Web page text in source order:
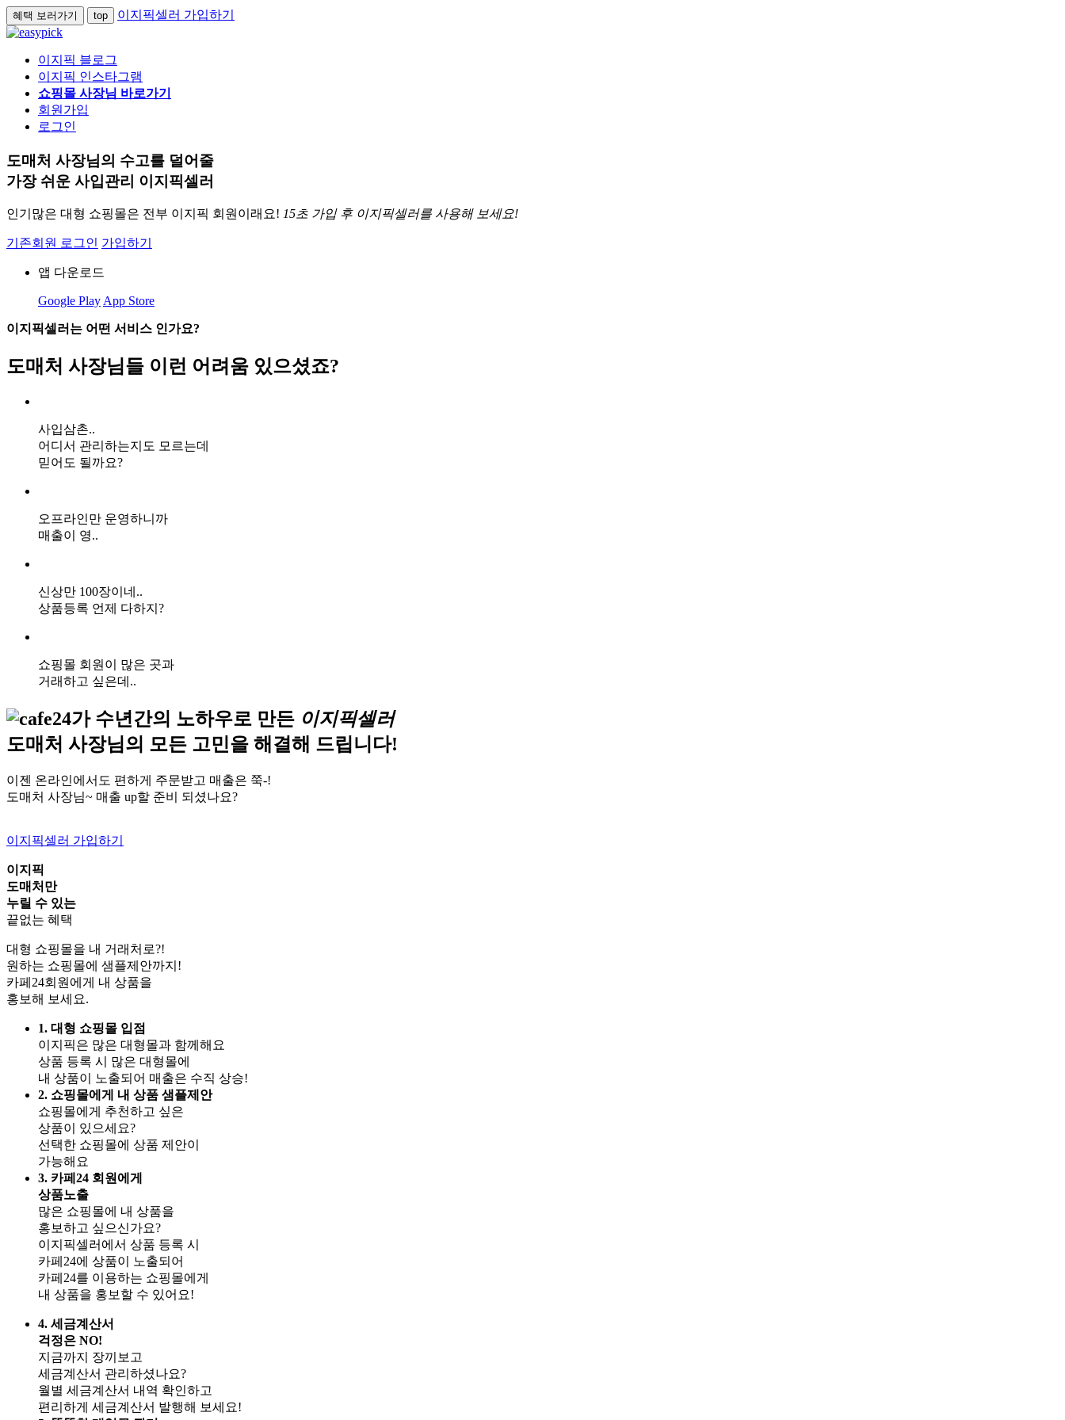
혜택 보러가기 top 이지픽셀러 가입하기
이지픽 블로그
이지픽 인스타그램
쇼핑몰 사장님 바로가기
회원가입
로그인
도매처 사장님의 수고를 덜어줄
가장 쉬운 사입관리 이지픽셀러
인기많은 대형 쇼핑몰은 전부 이지픽 회원이래요! 15초 가입 후 이지픽셀러를 사용해 보세요!
기존회원 로그인 가입하기
앱 다운로드
Google PlayApp Store
이지픽셀러는 어떤 서비스 인가요?
도매처 사장님들 이런 어려움 있으셨죠?
사입삼촌..
어디서 관리하는지도 모르는데
믿어도 될까요?
오프라인만 운영하니까
매출이 영..
신상만 100장이네..
상품등록 언제 다하지?
쇼핑몰 회원이 많은 곳과
거래하고 싶은데..
가 수년간의 노하우로 만든 이지픽셀러
도매처 사장님의 모든 고민을 해결해 드립니다!
이젠 온라인에서도 편하게 주문받고 매출은 쭉-!
도매처 사장님~ 매출 up할 준비 되셨나요?
이지픽셀러 가입하기
이지픽
도매처만
누릴 수 있는
끝없는 혜택
대형 쇼핑몰을 내 거래처로?!
원하는 쇼핑몰에 샘플제안까지!
카페24회원에게 내 상품을
홍보해 보세요.
1. 대형 쇼핑몰 입점
이지픽은 많은 대형몰과 함께해요
상품 등록 시 많은 대형몰에
내 상품이 노출되어 매출은 수직 상승!
2. 쇼핑몰에게 내 상품 샘플제안
쇼핑몰에게 추천하고 싶은
상품이 있으세요?
선택한 쇼핑몰에 상품 제안이
가능해요
3. 카페24 회원에게
상품노출
많은 쇼핑몰에 내 상품을
홍보하고 싶으신가요?
이지픽셀러에서 상품 등록 시
카페24에 상품이 노출되어
카페24를 이용하는 쇼핑몰에게
내 상품을 홍보할 수 있어요!
4. 세금계산서
걱정은 NO!
지금까지 장끼보고
세금계산서 관리하셨나요?
월별 세금계산서 내역 확인하고
편리하게 세금계산서 발행해 보세요!